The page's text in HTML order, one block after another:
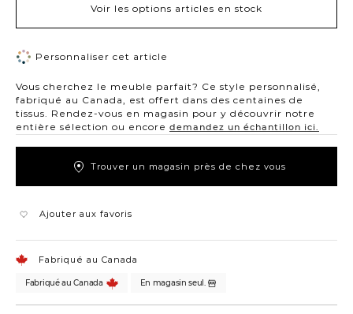
Voir les options articles en stock
Personnaliser cet article
Vous cherchez le meuble parfait? Ce style personnalisé,
fabriqué au Canada, est offert dans des centaines de
tissus. Rendez-vous en magasin pour y découvrir notre
entière sélection ou encore demandez un échantillon ici.
Trouver un magasin près de chez vous
Ajouter aux favoris
Fabriqué au Canada
Fabriqué au Canada En magasin seul.